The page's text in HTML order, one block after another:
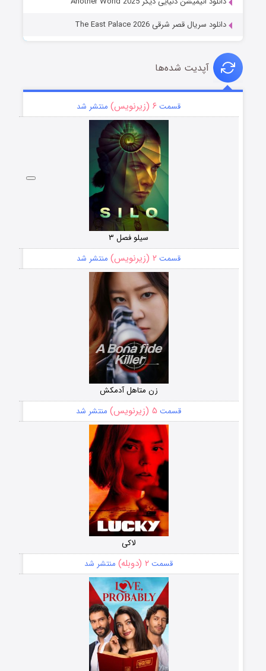
دانلود سریال قصر شرقی The East Palace 2026
آپدیت شده‌ها
قسمت ۶ (زیرنویس) منتشر شد
سیلو فصل ۳
قسمت ۲ (زیرنویس) منتشر شد
زن متاهل آدمکش
قسمت ۵ (زیرنویس) منتشر شد
لاکی
قسمت ۲ (دوبله) منتشر شد